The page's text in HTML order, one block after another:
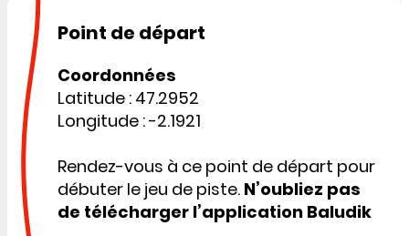
Point de départ
Coordonnées
Latitude : 47.2952
Longitude : -2.1921
Rendez-vous à ce point de départ pour
débuter le jeu de piste. N’oubliez pas
de télécharger l’application Baludik